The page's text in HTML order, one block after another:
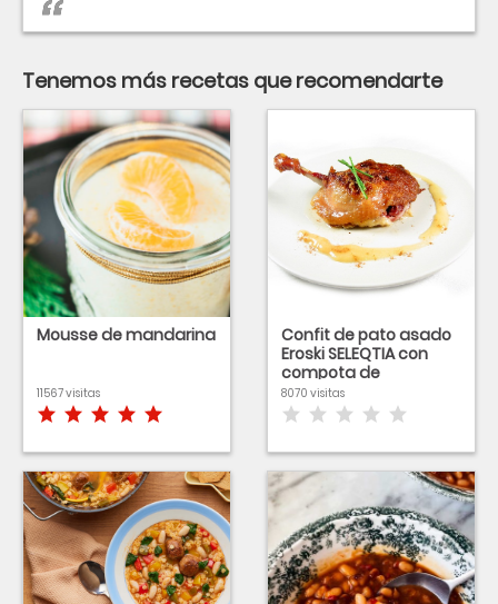
Tenemos más recetas que recomendarte
Mousse de mandarina
11567 visitas
Confit de pato asado
Eroski SELEQTIA con
compota de
manzana
8070 visitas